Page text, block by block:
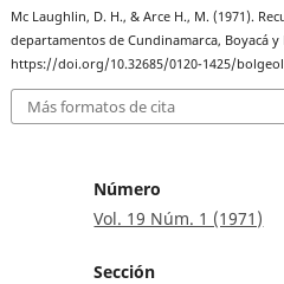
Mc Laughlin, D. H., & Arce H., M. (1971).
departamentos de Cundinamarca, Boyacá
https://doi.org/10.32685/0120-1425/
Más formatos de cita
Número
Vol. 19 Núm. 1 (1971)
Sección